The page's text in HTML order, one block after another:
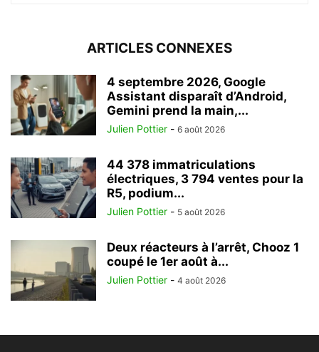
ARTICLES CONNEXES
4 septembre 2026, Google
Assistant disparaît d’Android,
Gemini prend la main,...
Julien Pottier - 6 août 2026
44 378 immatriculations
électriques, 3 794 ventes pour la
R5, podium...
Julien Pottier - 5 août 2026
Deux réacteurs à l’arrêt, Chooz 1
coupé le 1er août à...
Julien Pottier - 4 août 2026